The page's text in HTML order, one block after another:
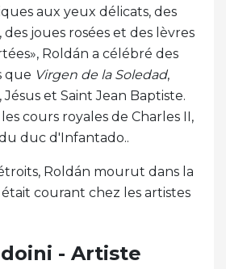
aux yeux délicats, des
joues rosées et des lèvres
Roldán a célébré des
que Virgen de la Soledad,
Jésus et Saint Jean Baptiste.
cours royales de Charles II,
duc d'Infantado..
Roldán mourut dans la
courant chez les artistes
- Artiste